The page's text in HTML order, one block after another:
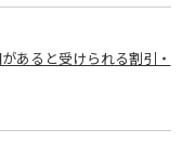
あると受けられる割引・